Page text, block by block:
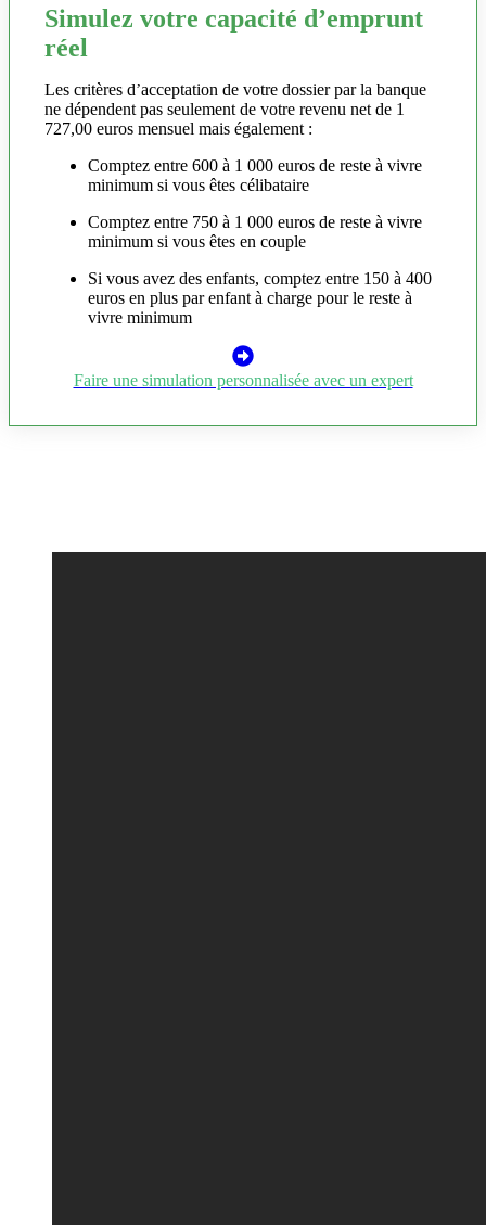
Simulez votre capacité d’emprunt
réel
Les critères d’acceptation de votre dossier par la banque
ne dépendent pas seulement de votre revenu net de 1
727,00 euros mensuel mais également :
Comptez entre 600 à 1 000 euros de reste à vivre
minimum si vous êtes célibataire
Comptez entre 750 à 1 000 euros de reste à vivre
minimum si vous êtes en couple
Si vous avez des enfants, comptez entre 150 à 400
euros en plus par enfant à charge pour le reste à
vivre minimum
Faire une simulation personnalisée avec un expert